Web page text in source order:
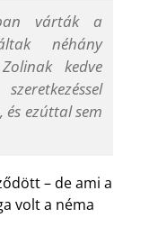
várták a
néhány
kedve
ezúttal sem
– de ami a
volt a néma